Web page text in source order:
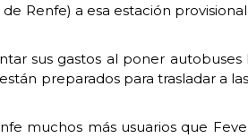
Renfe) a esa estación
sus gastos al poner autobuses
preparados para trasladar a
muchos más usuarios que